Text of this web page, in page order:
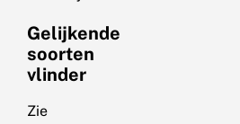
Gelijkende
soorten
vlinder
Zie